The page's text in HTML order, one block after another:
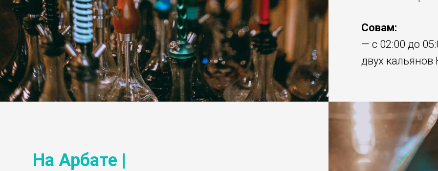
Совам:
— с 02:00 до
двух
На Арбате |